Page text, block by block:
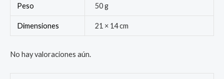
Peso 50 g
Dimensiones 21 × 14 cm
No hay valoraciones aún.